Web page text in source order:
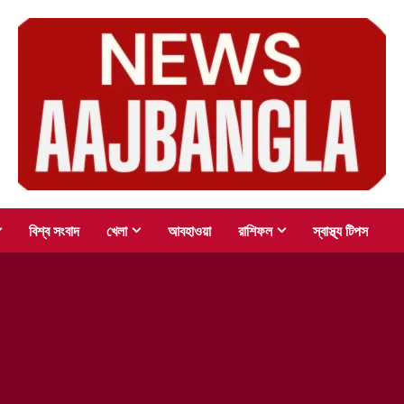
বিশ্ব সংবাদ খেলা আবহাওয়া রাশিফল স্বাস্থ্য টিপস